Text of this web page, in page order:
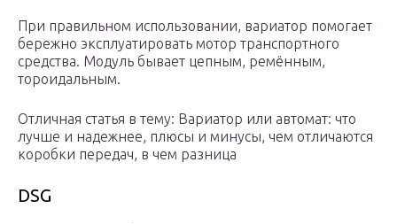
При правильном использовании, вариатор помогает
бережно эксплуатировать мотор транспортного
средства. Модуль бывает цепным, ремённым,
тороидальным.
Отличная статья в тему: Вариатор или автомат: что
лучше и надежнее, плюсы и минусы, чем отличаются
коробки передач, в чем разница
DSG